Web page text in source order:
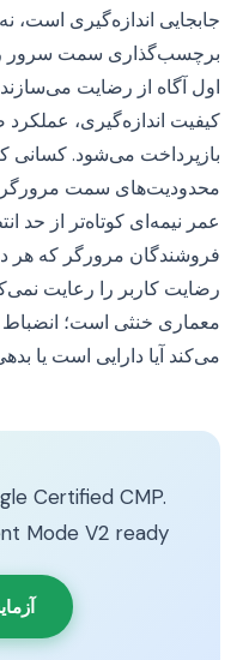
جابجایی اندازه‌گیری است،
برچسب‌گذاری سمت سرور
اول آگاه از رضایت
کیفیت اندازه‌گیری،
بازپرداخت می‌شود. کسانی
محدودیت‌های سمت مرورگر
عمر نیمه‌ای کوتاه‌تر از حد
فروشندگان مرورگر که هر
رضایت کاربر را رعایت
معماری خنثی است؛
می‌کند آیا دارایی است یا
Certified CMP.
Mode V2 ready.